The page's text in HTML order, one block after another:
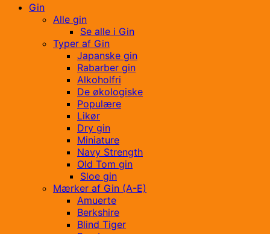
Gin
Alle gin
Se alle i Gin
Typer af Gin
Japanske gin
Rabarber gin
Alkoholfri
De økologiske
Populære
Likør
Dry gin
Miniature
Navy Strength
Old Tom gin
Sloe gin
Mærker af Gin (A-E)
Amuerte
Berkshire
Blind Tiger